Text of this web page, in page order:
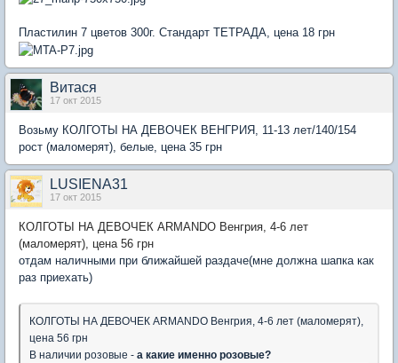
Пластилин 7 цветов 300г. Стандарт ТЕТРАДА, цена 18 грн
Витася
17 окт 2015
Возьму КОЛГОТЫ НА ДЕВОЧЕК ВЕНГРИЯ, 11-13 лет/140/154
рост (маломерят), белые, цена 35 грн
LUSIENA31
17 окт 2015
КОЛГОТЫ НА ДЕВОЧЕК ARMANDO Венгрия, 4-6 лет
(маломерят), цена 56 грн
отдам наличными при ближайшей раздаче(мне должна шапка как
раз приехать)
КОЛГОТЫ НА ДЕВОЧЕК ARMANDO Венгрия, 4-6 лет (маломерят),
цена 56 грн
В наличии розовые - а какие именно розовые?